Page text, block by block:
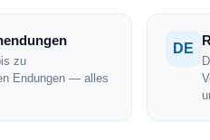
zu
Endungen — alles
DE